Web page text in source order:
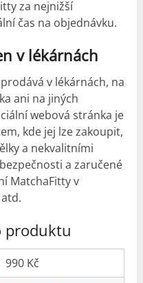
za nejnižší
čas na objednávku.
v lékárnách
v lékárnách, na
ani na jiných
webová stránka je
kde jej lze zakoupit,
a nekvalitními
a zaručené
MatchaFitty v
produktu
990 Kč